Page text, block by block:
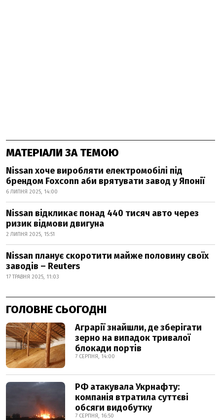
МАТЕРІАЛИ ЗА ТЕМОЮ
Nissan хоче виробляти електромобілі під
брендом Foxconn аби врятувати завод у Японії
6 ЛИПНЯ 2025, 14:00
Nissan відкликає понад 440 тисяч авто через
ризик відмови двигуна
2 ЛИПНЯ 2025, 15:51
Nissan планує скоротити майже половину своїх
заводів – Reuters
17 ТРАВНЯ 2025, 11:03
ГОЛОВНЕ СЬОГОДНІ
Аграрії знайшли, де зберігати
зерно на випадок тривалої
блокади портів
7 СЕРПНЯ, 14:00
РФ атакувала Укрнафту:
компанія втратила суттєві
обсяги видобутку
7 СЕРПНЯ, 16:50